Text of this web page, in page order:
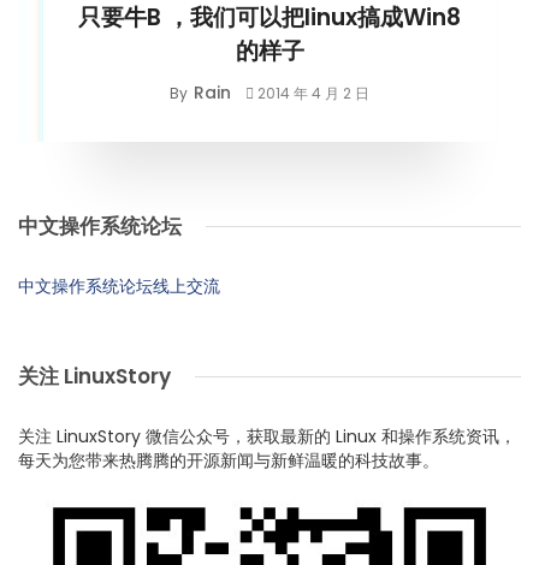
只要牛B ，我们可以把linux搞成Win8
的样子
By Rain 2014 年 4 月 2 日
中文操作系统论坛
中文操作系统论坛线上交流
关注 LinuxStory
关注 LinuxStory 微信公众号，获取最新的 Linux 和操作系统资讯，
每天为您带来热腾腾的开源新闻与新鲜温暖的科技故事。